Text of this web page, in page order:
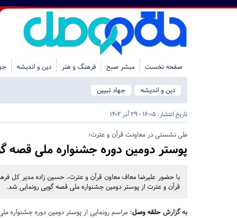
صفحه نخست مبشر صبح فرهنگ و هنر دین و اندیشه
دین و اندیشه جهاد تبیین
تاریخ انتشار: 16:05 - 29 آذر 1402
طی نشستی در معاونت قرآن و عترت؛
پوستر دومین دوره جشنواره ملی قصه
با حضور علیرضا معاف معاون قرآن و عترت، حسین زاده مدیر کل
قرآن و عترت از پوستر دومین جشنواره ملی قصه گویی رونمایی شد.
به گزارش حلقه وصل: مراسم رونمایی از پوستر دومین دوره جشنواره